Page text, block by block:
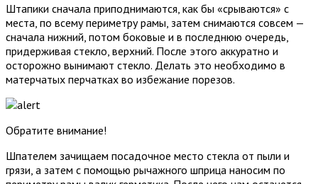
Штапики сначала приподнимаются, как бы «срываются» с
места, по всему периметру рамы, затем снимаются совсем —
сначала нижний, потом боковые и в последнюю очередь,
придерживая стекло, верхний. После этого аккуратно и
осторожно вынимают стекло. Делать это необходимо в
матерчатых перчатках во избежание порезов.
Обратите внимание!
Шпателем зачищаем посадочное место стекла от пыли и
грязи, а затем с помощью рычажного шприца наносим по